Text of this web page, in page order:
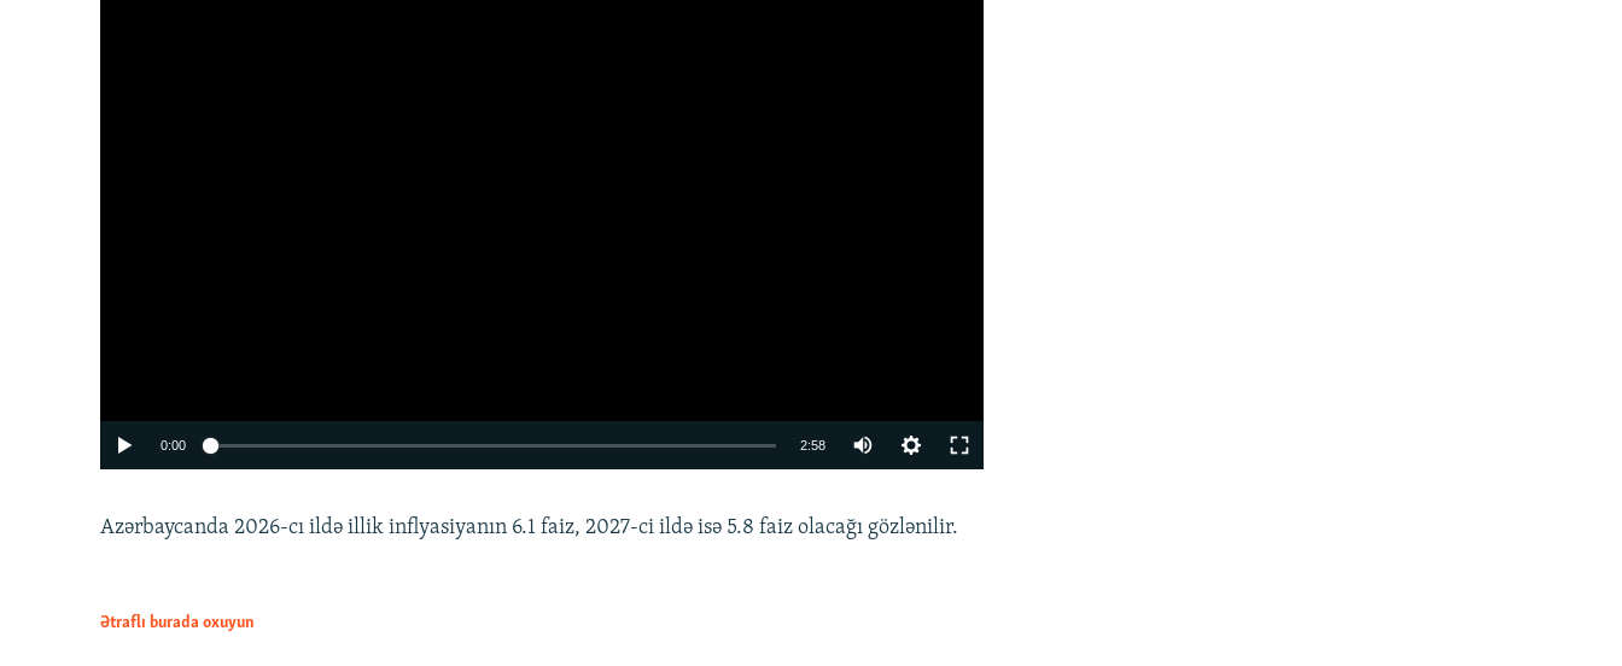
EMBED PAYLAŞ
0:00 2:58
360p
Azərbaycanda 2026-cı ildə illik inflyasiyanın 6.1 faiz, 2027-ci ildə isə 5.8 faiz olacağı gözlənilir.
Ətraflı burada oxuyun